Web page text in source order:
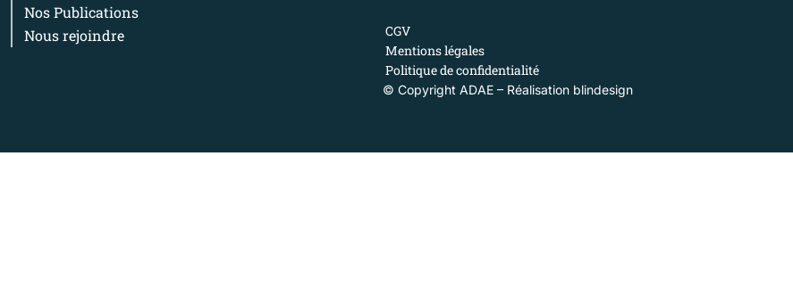
Nos Publications
Nous rejoindre
CGV
Mentions légales
Politique de confidentialité
© Copyright ADAE – Réalisation blindesign